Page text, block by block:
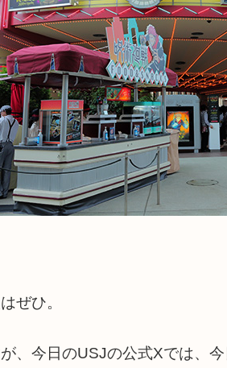
ぜひ。
、今日のUSJの公式Xでは、